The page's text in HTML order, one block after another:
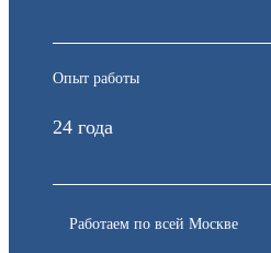
Опыт работы
24 года
Работаем по всей Москве